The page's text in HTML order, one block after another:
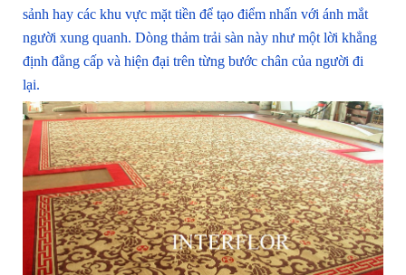
sảnh hay các khu vực mặt tiền để tạo điểm nhấn với ánh mắt
người xung quanh. Dòng thảm trải sàn này như một lời khẳng
định đẳng cấp và hiện đại trên từng bước chân của người đi
lại.